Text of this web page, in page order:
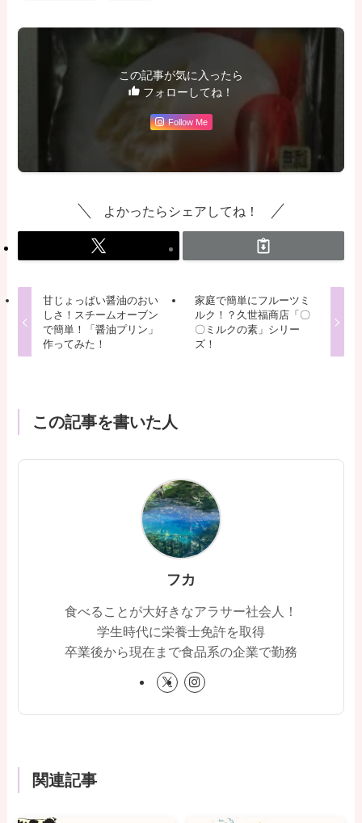
この記事が気に入ったら
フォローしてね！
Follow Me
よかったらシェアしてね！
甘じょっぱい醤油のおい
しさ！スチームオーブン
で簡単！「醤油プリン」
作ってみた！
家庭で簡単にフルーツミ
ルク！？久世福商店「〇
〇ミルクの素」シリー
ズ！
この記事を書いた人
フカ
食べることが大好きなアラサー社会人！
学生時代に栄養士免許を取得
卒業後から現在まで食品系の企業で勤務
関連記事